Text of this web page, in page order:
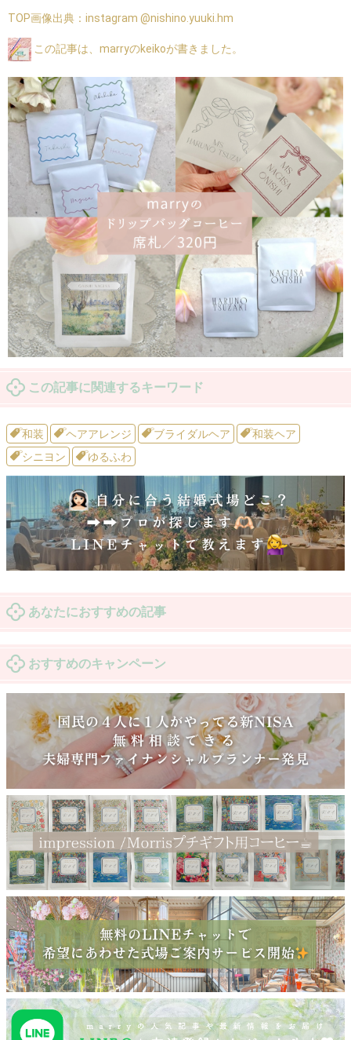
TOP画像出典： instagram @nishino.yuuki.hm
この記事は、marryのkeikoが書きました。
この記事に関連するキーワード
和装 ヘアアレンジ ブライダルヘア
和装ヘア
シニヨン
ゆるふわ
あなたにおすすめの記事
おすすめのキャンペーン